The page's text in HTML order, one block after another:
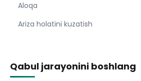
Aloqa
Ariza holatini kuzatish
Qabul jarayonini boshlang